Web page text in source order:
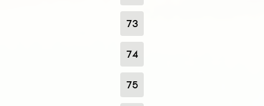
73
74
75